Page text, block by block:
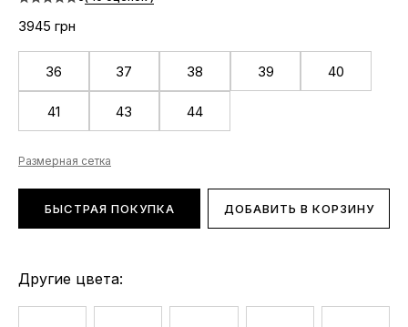
3945 грн
36 37 38 39 40
41 43 44
Размерная сетка
БЫСТРАЯ ПОКУПКА ДОБАВИТЬ В КОРЗИНУ
Другие цвета: